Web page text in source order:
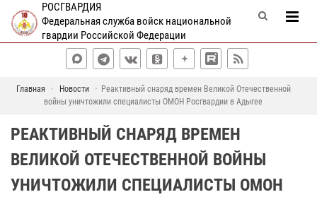
РОСГВАРДИЯ
Федеральная служба войск национальной
гвардии Российской Федерации
Главная Новости
Реактивный снаряд времен Великой Отечественной
войны уничтожили специалисты ОМОН Росгвардии в Адыгее
РЕАКТИВНЫЙ СНАРЯД ВРЕМЕН
ВЕЛИКОЙ ОТЕЧЕСТВЕННОЙ ВОЙНЫ
УНИЧТОЖИЛИ СПЕЦИАЛИСТЫ ОМОН